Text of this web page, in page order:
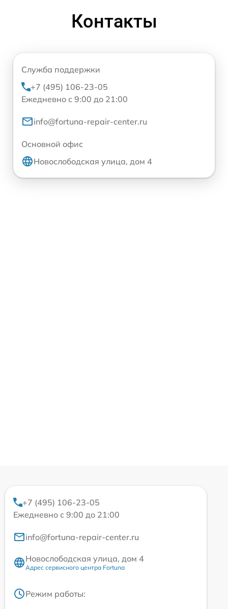
Контакты
Служба поддержки
+7 (495) 106-23-05
Ежедневно с 9:00 до 21:00
info@fortuna-repair-center.ru
Основной офис
Новослободская улица, дом 4
+7 (495) 106-23-05
Ежедневно с 9:00 до 21:00
info@fortuna-repair-center.ru
Новослободская улица, дом 4
Адрес сервисного центра Fortuna
Режим работы: